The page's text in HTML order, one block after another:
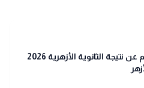
رابط شغال الآن.. استعلم عن نتيجة الثانوية الأزهرية 2026